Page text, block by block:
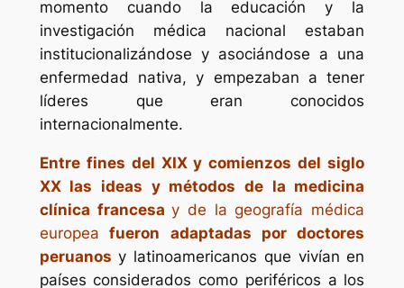
momento cuando la educación y la
investigación médica nacional estaban
institucionalizándose y asociándose a una
enfermedad nativa, y empezaban a tener
líderes que eran conocidos
internacionalmente.
Entre fines del XIX y comienzos del siglo
XX las ideas y métodos de la medicina
clínica francesay de la geografía médica
europea fueron adaptadas por doctores
peruanos y latinoamericanos que vivían en
países considerados como periféricos a los